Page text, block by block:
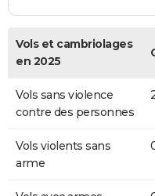
Vols et cambriolages
en 2025
Vols sans violence
contre des personnes
Vols violents sans
arme